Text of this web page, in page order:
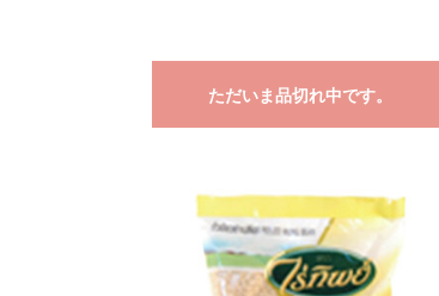
ただいま品切れ中です。